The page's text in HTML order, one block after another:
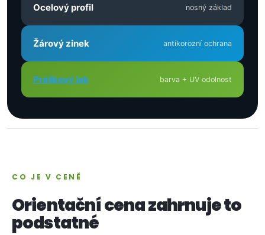
Ocelový profil nosný základ
Žárový zinek antikorozní ochrana
Práškový lak barva + UV odolnost
CO JE V CENĚ
Orientační cena zahrnuje to
podstatné